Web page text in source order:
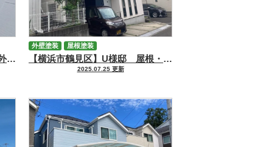
【横浜市南区】A様邸 屋根・外壁塗装工事 【横浜市鶴見区】U様邸 屋根・外壁塗装工事
2025.07.25 更新
外壁塗装 屋根塗装